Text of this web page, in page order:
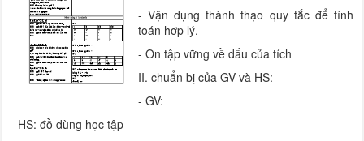
- Vận dụng thành thạo quy tắc để tính
toán hơp lý.
- On tập vững về dấu của tích
II. chuẩn bị của GV và HS:
- GV:
- HS: đồ dùng học tập